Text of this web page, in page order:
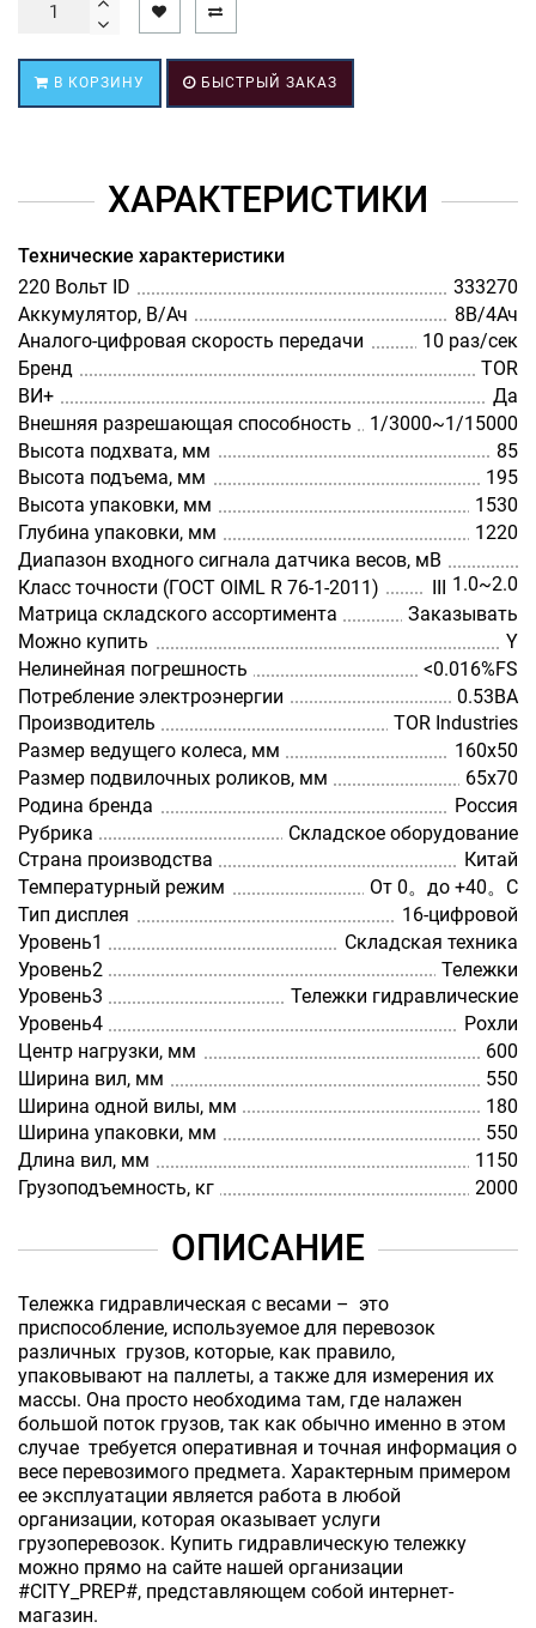
В КОРЗИНУ БЫСТРЫЙ ЗАКАЗ
ХАРАКТЕРИСТИКИ
Технические характеристики
220 Вольт ID
333270
Аккумулятор, В/Ач
8В/4Ач
Аналого-цифровая скорость передачи
10 раз/сек
Бренд
TOR
ВИ+
Да
Внешняя разрешающая способность
1/3000~1/15000
Высота подхвата, мм
85
Высота подъема, мм
195
Высота упаковки, мм
1530
Глубина упаковки, мм
1220
Диапазон входного сигнала датчика весов, мВ
1.0~2.0
Класс точности (ГОСТ OIML R 76-1-2011)
III
Матрица складского ассортимента
Заказывать
Можно купить
Y
Нелинейная погрешность
<0.016%FS
Потребление электроэнергии
0.53ВА
Производитель
TOR Industries
Размер ведущего колеса, мм
160х50
Размер подвилочных роликов, мм
65х70
Родина бренда
Россия
Рубрика
Складское оборудование
Страна производства
Китай
Температурный режим
От 0。до +40。C
Тип дисплея
16-цифровой
Уровень1
Складская техника
Уровень2
Тележки
Уровень3
Тележки гидравлические
Уровень4
Рохли
Центр нагрузки, мм
600
Ширина вил, мм
550
Ширина одной вилы, мм
180
Ширина упаковки, мм
550
Длина вил, мм
1150
Грузоподъемность, кг
2000
ОПИСАНИЕ
Тележка гидравлическая с весами – это
приспособление, используемое для перевозок
различных грузов, которые, как правило,
упаковывают на паллеты, а также для измерения их
массы. Она просто необходима там, где налажен
большой поток грузов, так как обычно именно в этом
случае требуется оперативная и точная информация о
весе перевозимого предмета. Характерным примером
ее эксплуатации является работа в любой
организации, которая оказывает услуги
грузоперевозок. Купить гидравлическую тележку
можно прямо на сайте нашей организации
#CITY_PREP#, представляющем собой интернет-
магазин.